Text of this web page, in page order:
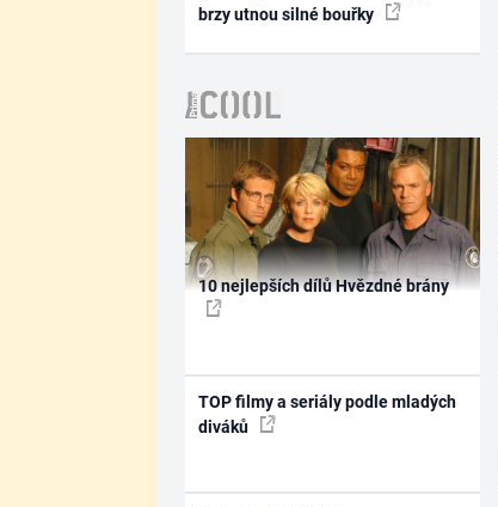
brzy utnou silné bouřky
10 nejlepších dílů Hvězdné brány
TOP filmy a seriály podle mladých
diváků